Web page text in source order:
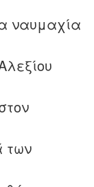
ναυμαχία
των